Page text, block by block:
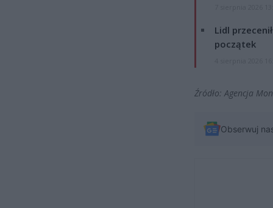
Lidl
początek
Źródło: Agencja
Obserwuj